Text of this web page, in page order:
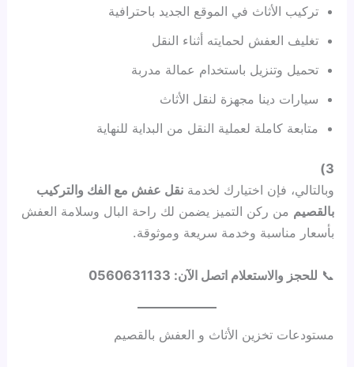
تركيب الأثاث في الموقع الجديد باحترافية
تغليف العفش لحمايته أثناء النقل
تحميل وتنزيل باستخدام عمالة مدربة
سيارات دينا مجهزة لنقل الأثاث
متابعة كاملة لعملية النقل من البداية للنهاية
3)
وبالتالي، فإن اختيارك لخدمةنقل عفش مع الفك والتركيب
بالقصيم من ركن التميز يضمن لك راحة البال وسلامة العفش
بأسعار مناسبة وخدمة سريعة وموثوقة.
📞 للحجز والاستعلام اتصل الآن: 0560631133
مستودعات تخزين الأثاث و العفش بالقصيم